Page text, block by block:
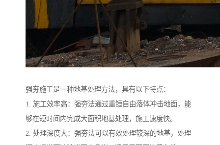
强夯施工是一种地基处理方法，具有以下特点：
1. 施工效率高：强夯法通过重锤自由落体冲击地面，能
够在短时间内完成大面积地基处理，施工速度快。
2. 处理深度大：强夯法可以有效处理较深的地基，处理